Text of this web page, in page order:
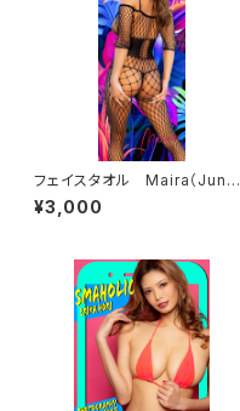
フェイスタオル Maira（Jungl
e）
¥3,000